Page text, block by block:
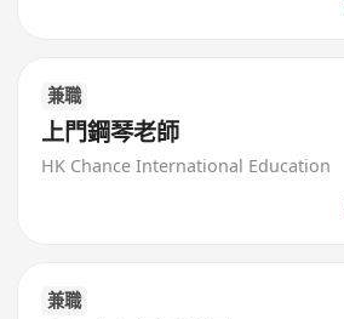
兼職
上門鋼琴老師
HK Chance International Education
兼職